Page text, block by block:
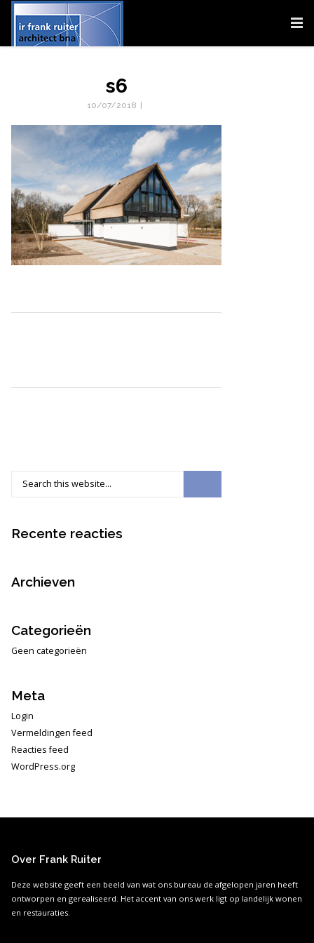
s6
10/07/2018
Recente reacties
Archieven
Categorieën
Geen categorieën
Meta
Login
Vermeldingen feed
Reacties feed
WordPress.org
Over Frank Ruiter
Deze website geeft een beeld van wat ons bureau de afgelopen jaren heeft
ontworpen en gerealiseerd. Het accent van ons werk ligt op landelijk wonen
en restauraties.